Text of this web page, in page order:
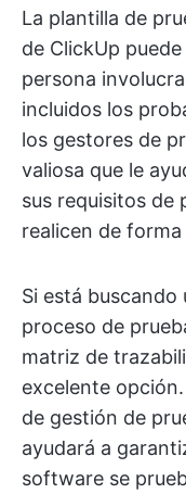
La plantilla de
de ClickUp
persona
incluidos los
los gestores de
valiosa que le
sus requisitos de
realicen de
Si está buscando
proceso de
matriz de
excelente
de gestión de
ayudará a
software se